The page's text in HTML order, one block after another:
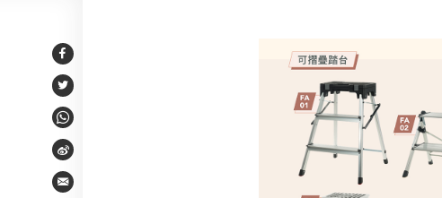
Facebook
Twitter
WhatsApp
Weibo
Email